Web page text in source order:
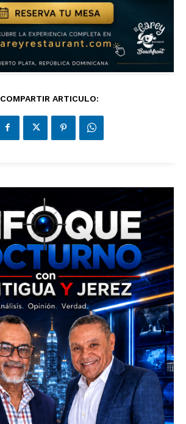
COMPARTIR ARTICULO: